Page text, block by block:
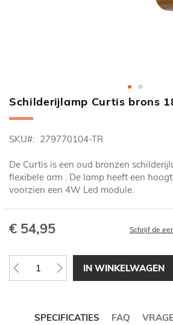
Ga
naar
begin
de
afbeeldingen-
gallerij
Schilderijlamp Curtis brons
SKU 279770104-TR
De Curtis is een oud bronzen
flexibele arm . De lamp heeft een
voorzien een 4W Led module.
€ 54,95 Schrijf de
IN WINKELWAGEN
SPECIFICATIES FAQ